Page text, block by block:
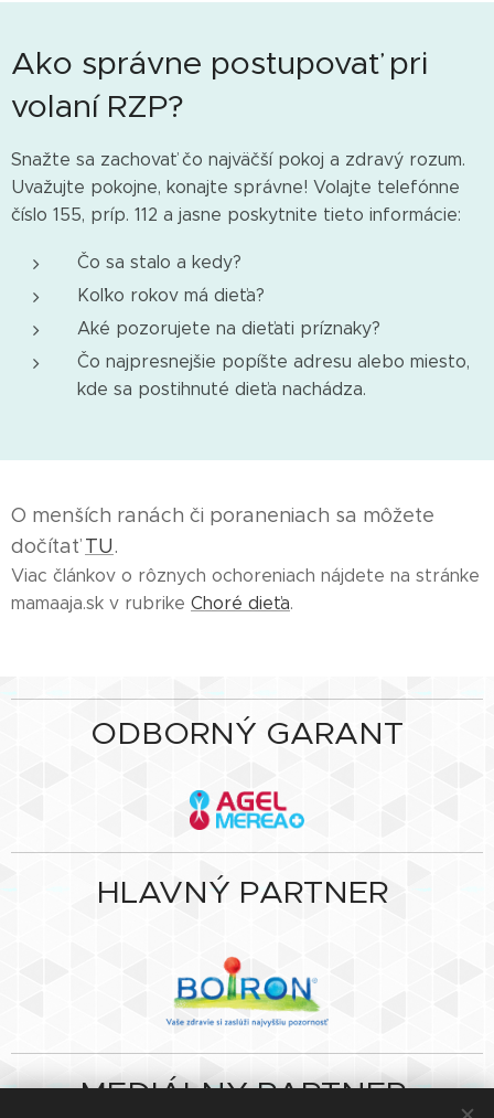
Ako správne postupovať pri
volaní RZP?
Snažte sa zachovať čo najväčší pokoj a zdravý rozum.
Uvažujte pokojne, konajte správne! Volajte telefónne
číslo 155, príp. 112 a jasne poskytnite tieto informácie:
Čo sa stalo a kedy?
Koľko rokov má dieťa?
Aké pozorujete na dieťati príznaky?
Čo najpresnejšie popíšte adresu alebo miesto,
kde sa postihnuté dieťa nachádza.
O menších ranách či poraneniach sa môžete
dočítaťTU.
Viac článkov o rôznych ochoreniach nájdete na stránke
mamaaja.sk v rubrike Choré dieťa.
ODBORNÝ GARANT
HLAVNÝ PARTNER
MEDIÁLNY PARTNER